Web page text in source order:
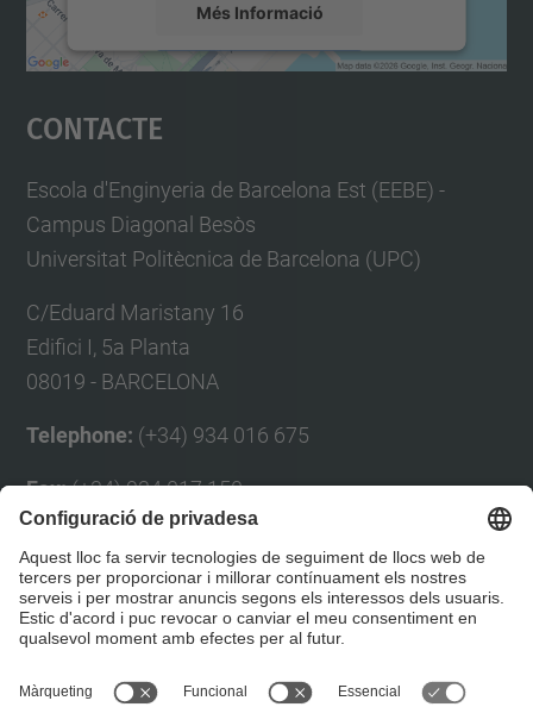
Més Informació
Accepta
powered by
Contacte
Escola d'Enginyeria de Barcelona Est (EEBE) -
Campus Diagonal Besòs
Universitat Politècnica de Barcelona (UPC)
C/Eduard Maristany 16
Edifici I, 5a Planta
08019 - BARCELONA
Telephone: (+34) 934 016 675
Fax:(+34) 934 017 150
Formulari de contacte